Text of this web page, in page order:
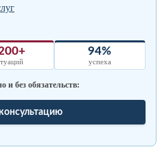
94%
успеха
и без обязательств: